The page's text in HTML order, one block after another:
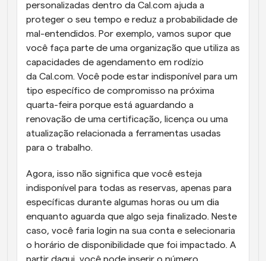
personalizadas dentro da Cal.com ajuda a
proteger o seu tempo e reduz a probabilidade de
mal-entendidos. Por exemplo, vamos supor que
você faça parte de uma organização que utiliza as
capacidades de agendamento em rodízio
da Cal.com. Você pode estar indisponível para um
tipo específico de compromisso na próxima
quarta-feira porque está aguardando a
renovação de uma certificação, licença ou uma
atualização relacionada a ferramentas usadas
para o trabalho.
Agora, isso não significa que você esteja
indisponível para todas as reservas, apenas para
específicas durante algumas horas ou um dia
enquanto aguarda que algo seja finalizado. Neste
caso, você faria login na sua conta e selecionaria
o horário de disponibilidade que foi impactado. A